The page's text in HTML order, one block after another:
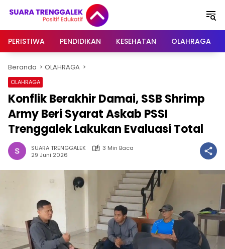
PERISTIWA
PENDIDIKAN KESEHATAN OLAHRAGA
Beranda OLAHRAGA
OLAHRAGA
Konflik Berakhir Damai, SSB Shrimp
Army Beri Syarat Askab PSSI
Trenggalek Lakukan Evaluasi Total
SUARA TRENGGALEK
3 Min Baca
29 Juni 2026